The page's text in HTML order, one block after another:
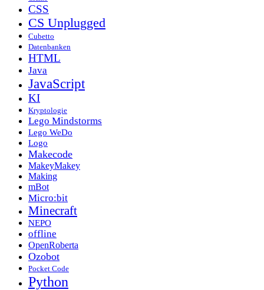
CSS
CS Unplugged
Cubetto
Datenbanken
HTML
Java
JavaScript
KI
Kryptologie
Lego Mindstorms
Lego WeDo
Logo
Makecode
MakeyMakey
Making
mBot
Micro:bit
Minecraft
NEPO
offline
OpenRoberta
Ozobot
Pocket Code
Python